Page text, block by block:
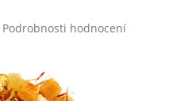
Podrobnosti hodnocení